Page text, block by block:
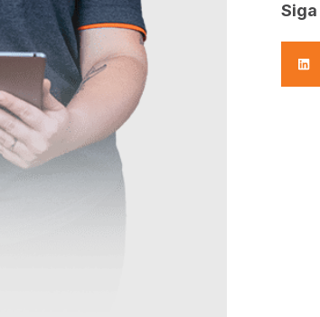
Selecione abaixo uma das opções e faça o
Portal do Revendedor
Acesse os serviços relacionados a comissões.